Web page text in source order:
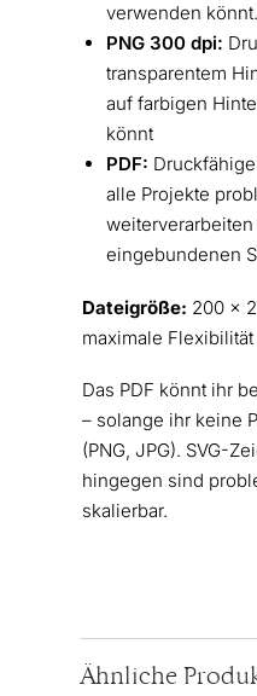
verwenden könnt.
PNG 300 dpi:
transparentem
auf farbigen
könnt
PDF:
alle Projekte
eingebundenen
Dateigröße: 200 x
maximale Flexibilität
Das PDF könnt ihr
– solange ihr keine
(PNG, JPG). SVG-
hingegen sind
skalierbar.
Ähnliche